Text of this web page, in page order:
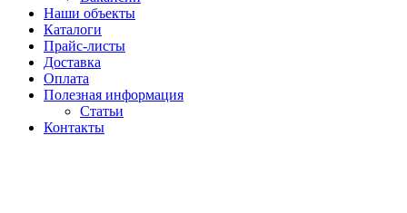
Наши объекты
Каталоги
Прайс-листы
Доставка
Оплата
Полезная информация
Статьи
Контакты